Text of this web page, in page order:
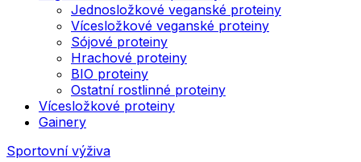
Jednosložkové veganské proteiny
Vícesložkové veganské proteiny
Sójové proteiny
Hrachové proteiny
BIO proteiny
Ostatní rostlinné proteiny
Vícesložkové proteiny
Gainery
Sportovní výživa